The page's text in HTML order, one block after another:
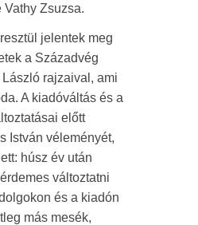
Vathy Zsuzsa.
jelentek meg
a Századvég
rajzaival, ami
A kiadóváltás és a
előtt
István véleményét,
húsz év után
változtatni
és a kiadón
más mesék,